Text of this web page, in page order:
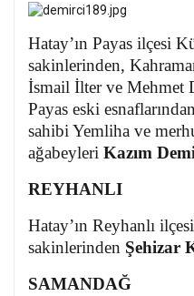
Hatay’ın Payas ilçesi
sakinlerinden,
İsmail İlter ve Mehmet
Payas eski
sahibi Yemliha ve
ağabeyleri Kazım
REYHANLI
Hatay’ın Reyhanlı
sakinlerinden Şehizar
SAMANDAĞ